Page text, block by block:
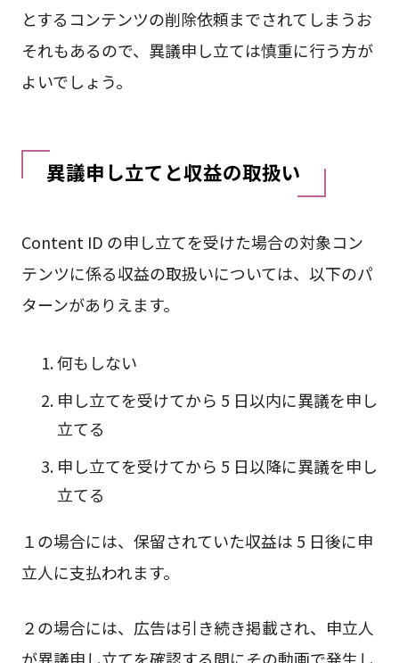
とするコンテンツの削除依頼までされてしまうお
それもあるので、異議申し立ては慎重に行う方が
よいでしょう。
異議申し立てと収益の取扱い
Content ID の申し立てを受けた場合の対象コン
テンツに係る収益の取扱いについては、以下のパ
ターンがありえます。
何もしない
申し立てを受けてから 5 日以内に異議を申し
立てる
申し立てを受けてから 5 日以降に異議を申し
立てる
１の場合には、保留されていた収益は 5 日後に申
立人に支払われます。
２の場合には、広告は引き続き掲載され、申立人